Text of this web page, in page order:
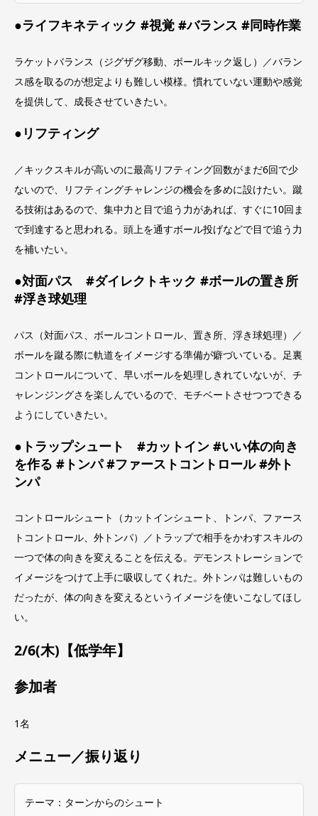
●ライフキネティック #視覚 #バランス #同時作業
ラケットバランス（ジグザグ移動、ボールキック返し）／バラン
ス感を取るのが想定よりも難しい模様。慣れていない運動や感覚
を提供して、成長させていきたい。
●リフティング
／キックスキルが高いのに最高リフティング回数がまだ6回で少
ないので、リフティングチャレンジの機会を多めに設けたい。蹴
る技術はあるので、集中力と目で追う力があれば、すぐに10回ま
で到達すると思われる。頭上を通すボール投げなどで目で追う力
を補いたい。
●対面パス #ダイレクトキック #ボールの置き所
#浮き球処理
パス（対面パス、ボールコントロール、置き所、浮き球処理）／
ボールを蹴る際に軌道をイメージする準備が癖づいている。足裏
コントロールについて、早いボールを処理しきれていないが、チ
ャレンジングさを楽しんでいるので、モチベートさせつつできる
ようにしていきたい。
●トラップシュート #カットイン #いい体の向き
を作る #トンパ #ファーストコントロール #外ト
ンパ
コントロールシュート（カットインシュート、トンパ、ファース
トコントロール、外トンパ）／トラップで相手をかわすスキルの
一つで体の向きを変えることを伝える。デモンストレーションで
イメージをつけて上手に吸収してくれた。外トンパは難しいもの
だったが、体の向きを変えるというイメージを使いこなしてほし
い。
2/6(木)【低学年】
参加者
1名
メニュー／振り返り
テーマ：ターンからのシュート